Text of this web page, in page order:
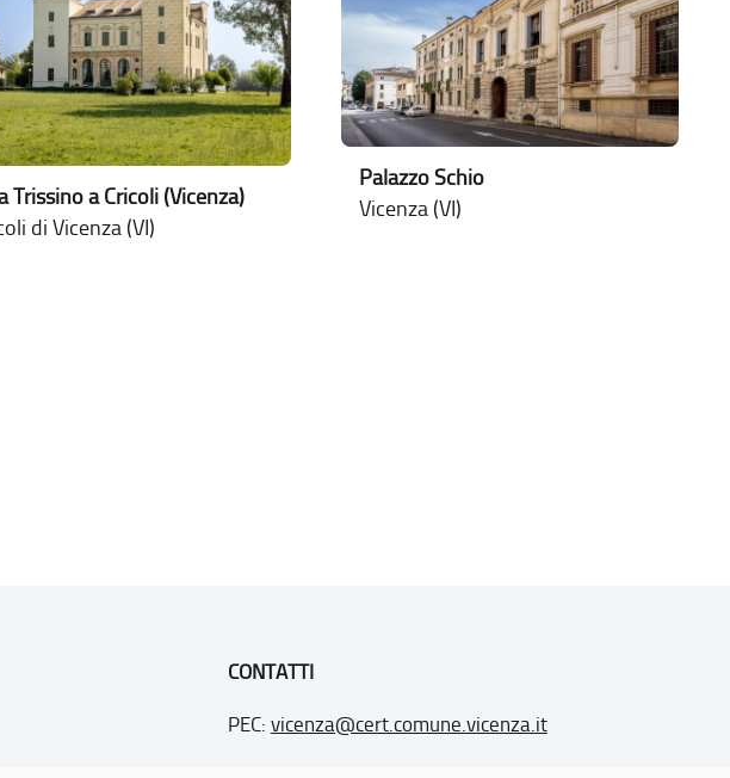
Trissino a Cricoli (Vicenza)
di Vicenza (VI)
Palazzo Schio
Vicenza (VI)
CONTATTI
PEC: vicenza@cert.comune.vicenza.it